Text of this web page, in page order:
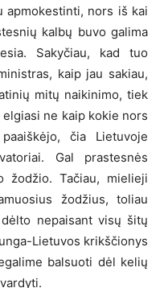
apmokestinti, nors iš kai
kalbų buvo galima
Sakyčiau, kad tuo
kaip jau sakiau,
mitų naikinimo, tiek
ne kaip kokie nors
čia Lietuvoje
Gal prastesnės
žodžio. Tačiau, mielieji
žodžius, toliau
nepaisant visų šitų
Lietuvos krikščionys
balsuoti dėl kelių